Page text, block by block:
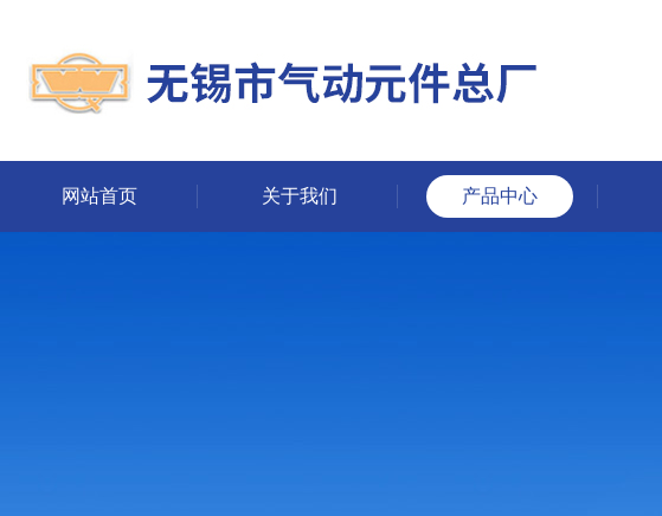
网站首页 关于我们 产品中心